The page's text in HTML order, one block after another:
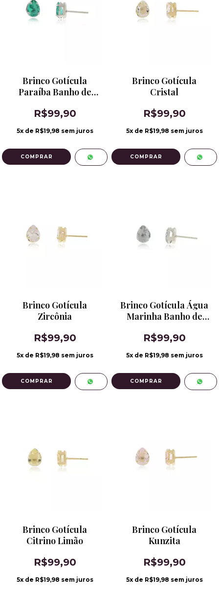
Brinco Gotícula
Paraíba Banho de
R$99,90
5x de R$19,98 sem juros
Brinco Gotícula
Cristal
R$99,90
5x de R$19,98 sem juros
Brinco Gotícula
Zircônia
R$99,90
5x de R$19,98 sem juros
Brinco Gotícula Água
Marinha Banho de
R$99,90
5x de R$19,98 sem juros
Brinco Gotícula
Citrino Limão
R$99,90
5x de R$19,98 sem juros
Brinco Gotícula
Kunzita
R$99,90
5x de R$19,98 sem juros